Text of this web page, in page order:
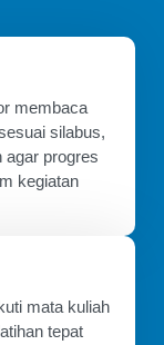
membaca
silabus,
agar progres
kegiatan
mata kuliah
tepat